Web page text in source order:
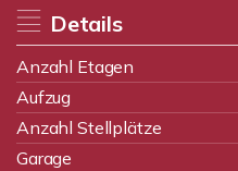
Details
Anzahl Etagen
Aufzug
Anzahl Stellplätze
Garage